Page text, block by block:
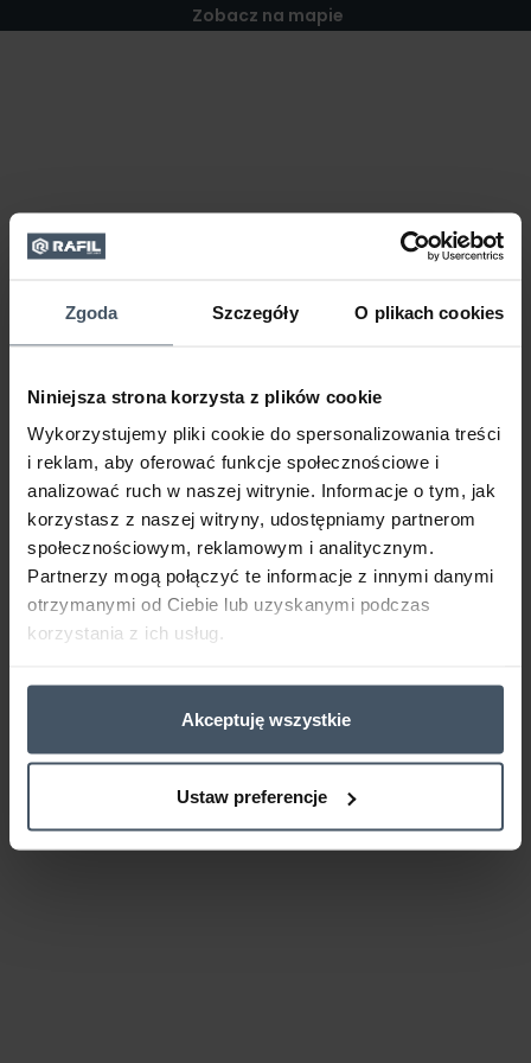
Zgoda Szczegóły O plikach cookies
Niniejsza strona korzysta z plików cookie
Wykorzystujemy pliki cookie do spersonalizowania treści
i reklam, aby oferować funkcje społecznościowe i
analizować ruch w naszej witrynie. Informacje o tym, jak
korzystasz z naszej witryny, udostępniamy partnerom
społecznościowym, reklamowym i analitycznym.
Partnerzy mogą połączyć te informacje z innymi danymi
otrzymanymi od Ciebie lub uzyskanymi podczas
korzystania z ich usług.
Akceptuję wszystkie
Ustaw preferencje
Zobacz na mapie